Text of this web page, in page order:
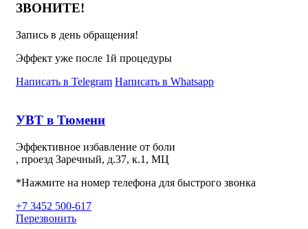
ЗВОНИТЕ!
Запись в день обращения!
Эффект уже после 1й процедуры
Написать в Telegram Написать в Whatsapp
УВТ в Тюмени
Эффективное избавление от боли
, проезд Заречный, д.37, к.1, МЦ
*Нажмите на номер телефона для быстрого звонка
+7 3452 500-617
Перезвонить